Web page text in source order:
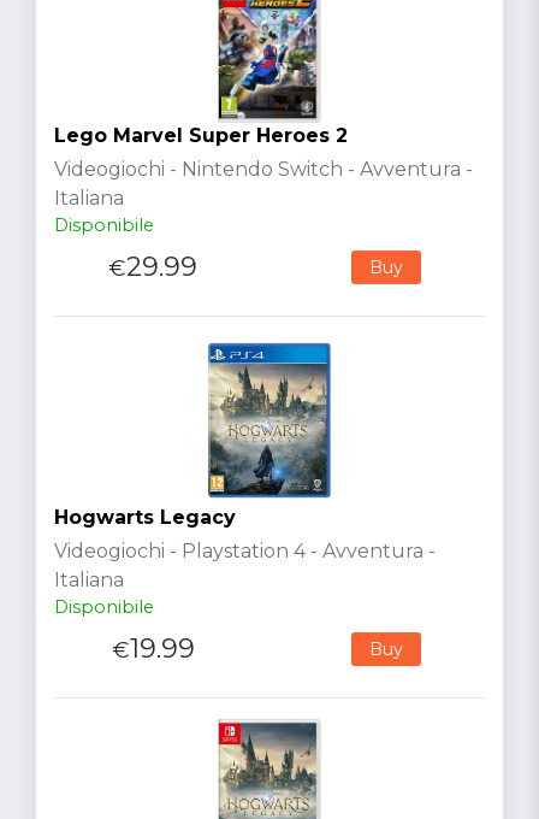
Lego Marvel Super Heroes 2
Videogiochi - Nintendo Switch - Avventura -
Italiana
Disponibile
€29.99 Buy
Hogwarts Legacy
Videogiochi - Playstation 4 - Avventura -
Italiana
Disponibile
€19.99 Buy